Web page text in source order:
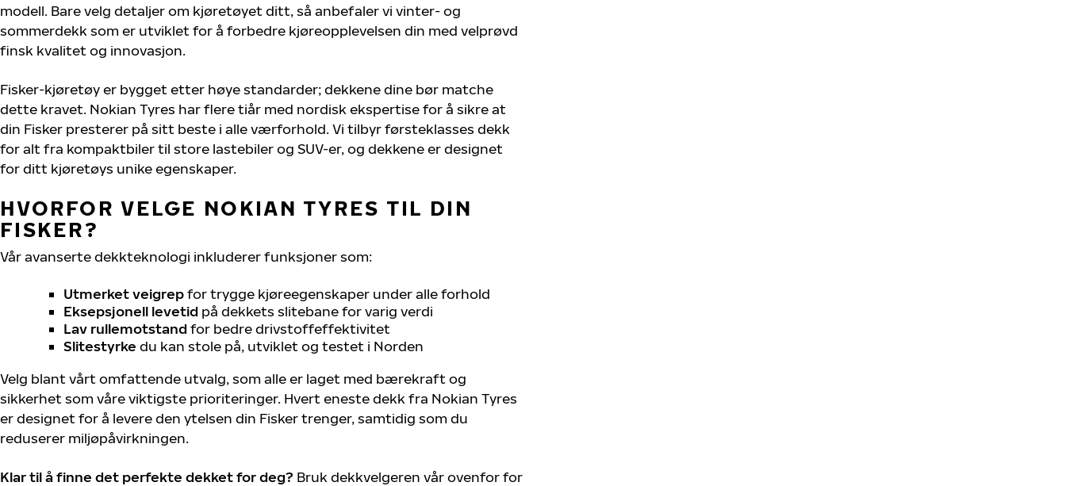
modell. Bare velg detaljer om kjøretøyet ditt, så anbefaler vi vinter- og
sommerdekk som er utviklet for å forbedre kjøreopplevelsen din med velprøvd
finsk kvalitet og innovasjon.
Fisker-kjøretøy er bygget etter høye standarder; dekkene dine bør matche
dette kravet. Nokian Tyres har flere tiår med nordisk ekspertise for å sikre at
din Fisker presterer på sitt beste i alle værforhold. Vi tilbyr førsteklasses dekk
for alt fra kompaktbiler til store lastebiler og SUV-er, og dekkene er designet
for ditt kjøretøys unike egenskaper.
HVORFOR VELGE NOKIAN TYRES TIL DIN
FISKER?
Vår avanserte dekkteknologi inkluderer funksjoner som:
Utmerket veigrepfor trygge kjøreegenskaper under alle forhold
Eksepsjonell levetid på dekkets slitebane for varig verdi
Lav rullemotstand for bedre drivstoffeffektivitet
Slitestyrke du kan stole på, utviklet og testet i Norden
Velg blant vårt omfattende utvalg, som alle er laget med bærekraft og
sikkerhet som våre viktigste prioriteringer. Hvert eneste dekk fra Nokian Tyres
er designet for å levere den ytelsen din Fisker trenger, samtidig som du
reduserer miljøpåvirkningen.
Klar til å finne det perfekte dekket for deg? Bruk dekkvelgeren vår ovenfor for